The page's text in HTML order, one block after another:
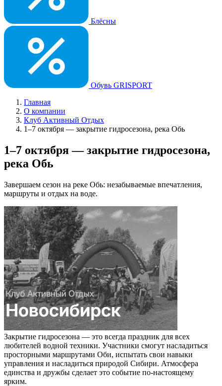
Блёсны
Обувь GRISPORT
Главная
О компании
Клуб Активный Отдых
1–7 октября — закрытие гидросезона, река Обь
1–7 октября — закрытие гидросезона,
река Обь
Завершаем сезон на реке Обь: незабываемые впечатления,
маршруты и отдых на воде.
Закрытие гидросезона — это всегда праздник для всех
любителей водной техники. Участники смогут насладиться
просторными маршрутами Оби, испытать свои навыки
управления и насладиться природой Сибири. Атмосфера
единства и дружбы сделает это событие по-настоящему
ярким.